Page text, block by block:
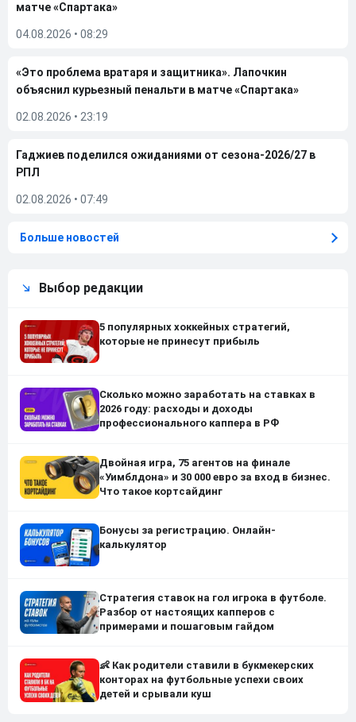
матче «Спартака»
04.08.2026 • 08:29
«Это проблема вратаря и защитника». Лапочкин
объяснил курьезный пенальти в матче «Спартака»
02.08.2026 • 23:19
Гаджиев поделился ожиданиями от сезона-2026/27 в
РПЛ
02.08.2026 • 07:49
Больше новостей
Выбор редакции
5 популярных хоккейных стратегий,
которые не принесут прибыль
Сколько можно заработать на ставках в
2026 году: расходы и доходы
профессионального каппера в РФ
Двойная игра, 75 агентов на финале
«Уимблдона» и 30 000 евро за вход в бизнес.
Что такое кортсайдинг
Бонусы за регистрацию. Онлайн-
калькулятор
Стратегия ставок на гол игрока в футболе.
Разбор от настоящих капперов с
примерами и пошаговым гайдом
👶 Как родители ставили в букмекерских
конторах на футбольные успехи своих
детей и срывали куш